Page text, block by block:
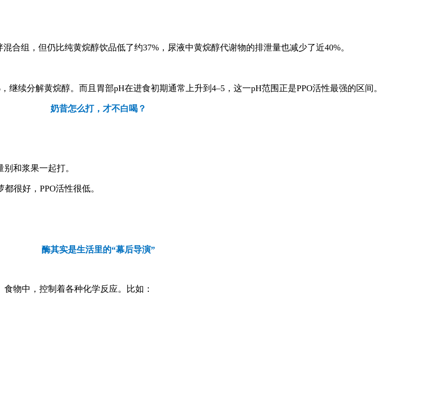
合组，但仍比纯黄烷醇饮品低了约37%，尿液中黄烷醇代谢物的排泄量也减少了近40%。
继续分解黄烷醇。而且胃部pH在进食初期通常上升到4–5，这一pH范围正是PPO活性最强的区间。
奶昔怎么打，才不白喝？
和浆果一起打。
很好，PPO活性很低。
酶其实是生活里的“幕后导演”
物中，控制着各种化学反应。比如：